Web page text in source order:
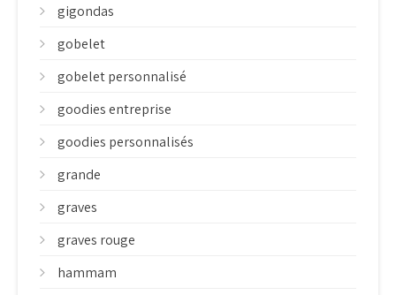
gigondas
gobelet
gobelet personnalisé
goodies entreprise
goodies personnalisés
grande
graves
graves rouge
hammam